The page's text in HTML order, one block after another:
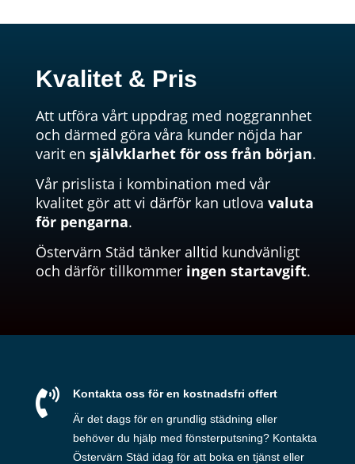
Kvalitet & Pris
Att utföra vårt uppdrag med noggrannhet
och därmed göra våra kunder nöjda har
varit en självklarhet för oss från början.
Vår prislista i kombination med vår
kvalitet gör att vi därför kan utlova valuta
för pengarna.
Östervärn Städ tänker alltid kundvänligt
och därför tillkommer ingen startavgift.

Kontakta oss för en kostnadsfri offert
Är det dags för en grundlig städning eller
behöver du hjälp med fönsterputsning? Kontakta
Östervärn Städ idag för att boka en tjänst eller